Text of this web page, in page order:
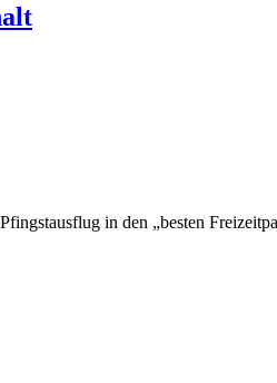
in den „besten